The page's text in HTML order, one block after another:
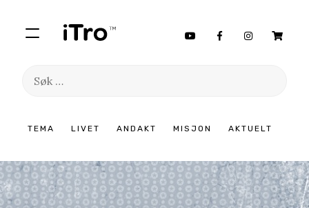
TEMA LIVET ANDAKT MISJON AKTUELT
Søk
innhold